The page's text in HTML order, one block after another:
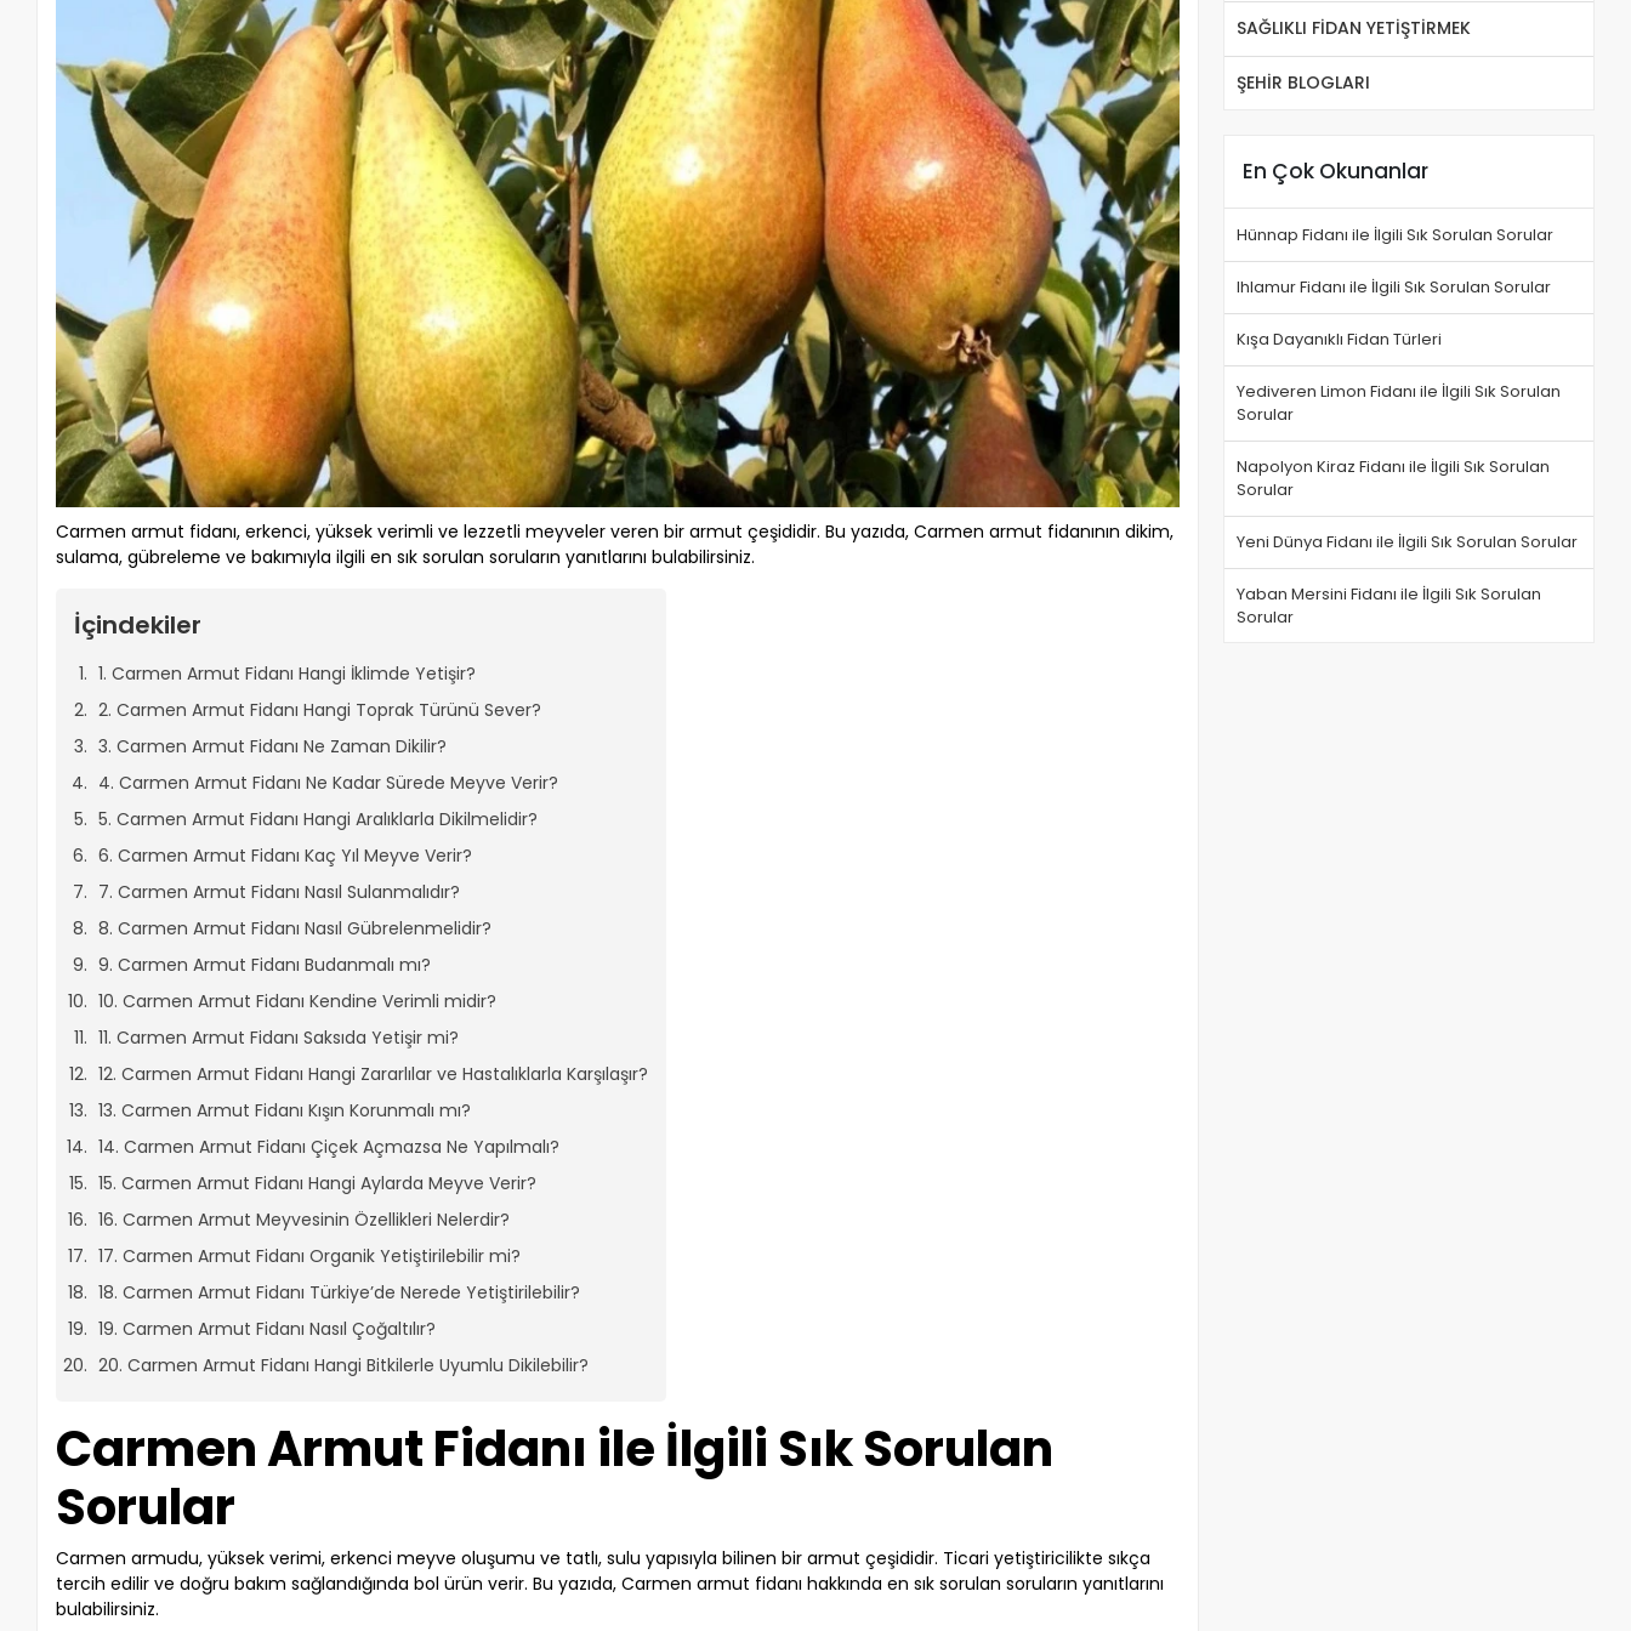
Carmen armut fidanı, erkenci, yüksek verimli ve lezzetli meyveler veren bir armut çeşididir. Bu yazıda, Carmen armut fidanının dikim,
sulama, gübreleme ve bakımıyla ilgili en sık sorulan soruların yanıtlarını bulabilirsiniz.
İçindekiler
1. Carmen Armut Fidanı Hangi İklimde Yetişir?
2. Carmen Armut Fidanı Hangi Toprak Türünü Sever?
3. Carmen Armut Fidanı Ne Zaman Dikilir?
4. Carmen Armut Fidanı Ne Kadar Sürede Meyve Verir?
5. Carmen Armut Fidanı Hangi Aralıklarla Dikilmelidir?
6. Carmen Armut Fidanı Kaç Yıl Meyve Verir?
7. Carmen Armut Fidanı Nasıl Sulanmalıdır?
8. Carmen Armut Fidanı Nasıl Gübrelenmelidir?
9. Carmen Armut Fidanı Budanmalı mı?
10. Carmen Armut Fidanı Kendine Verimli midir?
11. Carmen Armut Fidanı Saksıda Yetişir mi?
12. Carmen Armut Fidanı Hangi Zararlılar ve Hastalıklarla Karşılaşır?
13. Carmen Armut Fidanı Kışın Korunmalı mı?
14. Carmen Armut Fidanı Çiçek Açmazsa Ne Yapılmalı?
15. Carmen Armut Fidanı Hangi Aylarda Meyve Verir?
16. Carmen Armut Meyvesinin Özellikleri Nelerdir?
17. Carmen Armut Fidanı Organik Yetiştirilebilir mi?
18. Carmen Armut Fidanı Türkiye’de Nerede Yetiştirilebilir?
19. Carmen Armut Fidanı Nasıl Çoğaltılır?
20. Carmen Armut Fidanı Hangi Bitkilerle Uyumlu Dikilebilir?
Carmen Armut Fidanı ile İlgili Sık Sorulan
Sorular
Carmen armudu, yüksek verimi, erkenci meyve oluşumu ve tatlı, sulu yapısıyla bilinen bir armut çeşididir. Ticari yetiştiricilikte sıkça
tercih edilir ve doğru bakım sağlandığında bol ürün verir. Bu yazıda, Carmen armut fidanı hakkında en sık sorulan soruların yanıtlarını
bulabilirsiniz.
SAĞLIKLI FİDAN YETİŞTİRMEK
ŞEHİR BLOGLARI
En Çok Okunanlar
Hünnap Fidanı ile İlgili Sık Sorulan Sorular
Ihlamur Fidanı ile İlgili Sık Sorulan Sorular
Kışa Dayanıklı Fidan Türleri
Yediveren Limon Fidanı ile İlgili Sık Sorulan
Sorular
Napolyon Kiraz Fidanı ile İlgili Sık Sorulan
Sorular
Yeni Dünya Fidanı ile İlgili Sık Sorulan Sorular
Yaban Mersini Fidanı ile İlgili Sık Sorulan
Sorular